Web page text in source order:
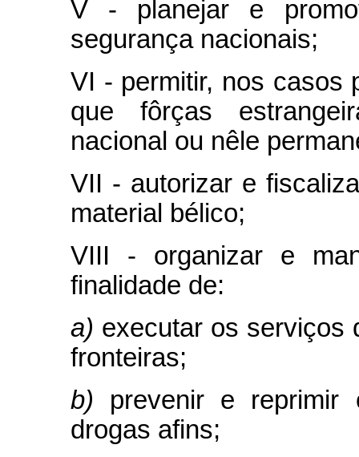
V - planejar e
segurança nacionais;
VI - permitir, nos casos
que fôrças
nacional ou nêle
VII - autorizar e
material bélico;
VIII - organizar e
finalidade de:
a) executar os serviços
fronteiras;
b) prevenir e reprimir
drogas afins;